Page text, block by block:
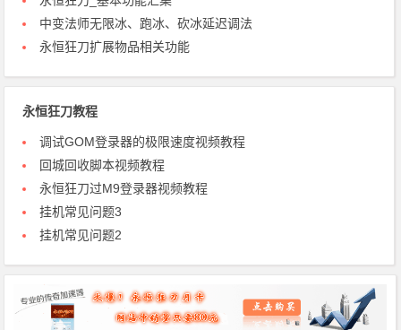
中变法师无限冰、跑冰、砍冰延迟调法
永恒狂刀扩展物品相关功能
永恒狂刀教程
调试GOM登录器的极限速度视频教程
回城回收脚本视频教程
永恒狂刀过M9登录器视频教程
挂机常见问题3
挂机常见问题2